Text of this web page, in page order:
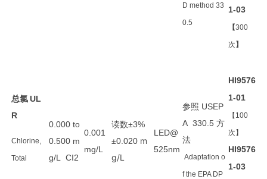
D method 33
0.5
1-03
【300
次】
总氯UL
R
Chlorine,
Total
0.000 to
0.500 m
g/L CI2
0.001
mg/L
读数±3%
±0.020 m
g/L
LED@
525nm
参照 USEP
A 330.5 方
法
Adaptation o
f the EPA DP
HI9576
1-01
【100
次】
HI9576
1-03